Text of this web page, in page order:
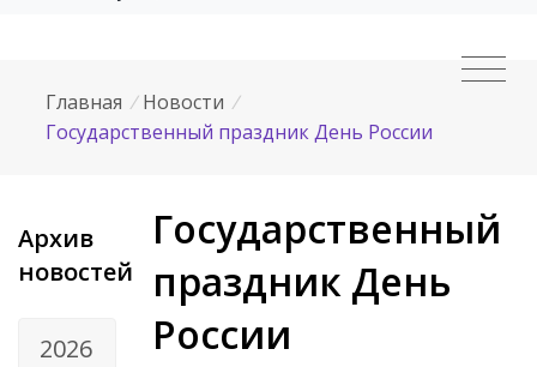
Главная / Новости /
Государственный праздник День России
Архив
новостей
2026
Государственный
праздник День
России